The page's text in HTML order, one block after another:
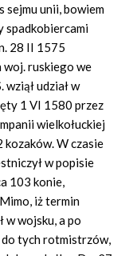
sejmu unii, bowiem
spadkobiercami
28 II 1575
woj. ruskiego we
udział w
1 VI 1580 przez
wielkołuckiej
kozaków. W czasie
w popisie
103 konie,
iż termin
w wojsku, a po
do tych rotmistrzów,